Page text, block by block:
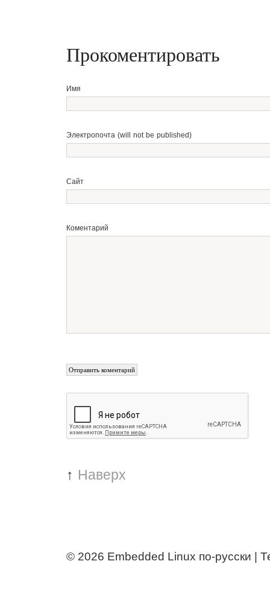
Прокоментировать
Имя
Электропочта (will not be published)
Сайт
Коментарий
↑ Наверх
© 2026 Embedded Linux по-русски |